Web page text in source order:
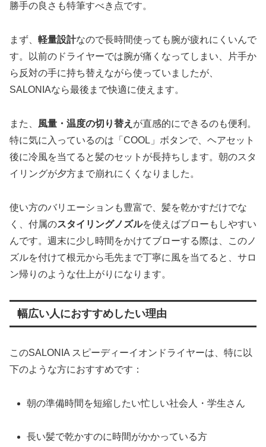
勝手の良さも特筆すべき点です。
まず、 軽量設計なので長時間使っても腕が疲れにくいんで
す。以前のドライヤーでは腕が痛くなってしまい、片手か
ら反対の手に持ち替えながら使っていましたが、
SALONIAなら最後まで快適に使えます。
また、 風量・温度の切り替え が直感的にできるのも便利。
特に気に入っているのは「COOL」ボタンで、ヘアセット
後に冷風を当てると髪のセットが長持ちします。朝のスタ
イリングが夕方まで崩れにくくなりました。
使い方のバリエーションも豊富で、髪を乾かすだけでな
く、付属のスタイリングノズルを使えばブローもしやすい
んです。週末に少し時間をかけてブローする際は、このノ
ズルを付けて根元から毛先まで丁寧に風を当てると、サロ
ン帰りのような仕上がりになります。
幅広い人におすすめしたい理由
このSALONIA スピーディーイオンドライヤーは、特に以
下のような方におすすめです：
朝の準備時間を短縮したい忙しい社会人・学生さん
長い髪で乾かすのに時間がかかっている方